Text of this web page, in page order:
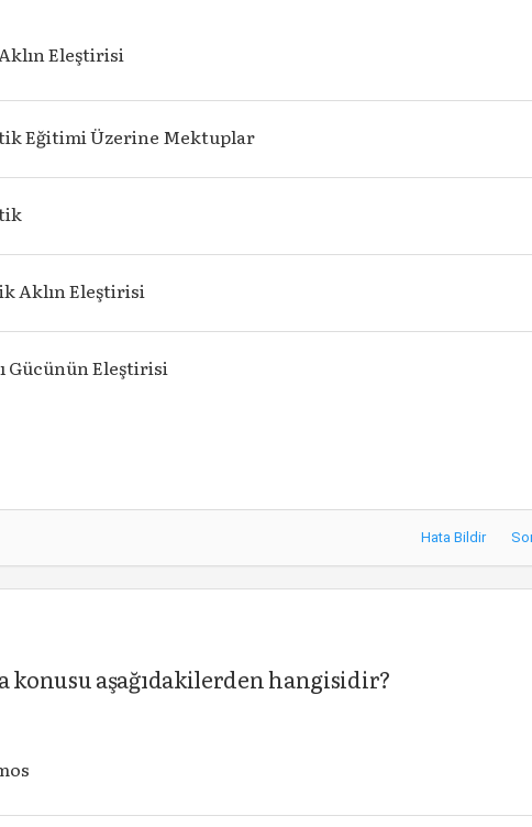
Eleştirisi
Eğitimi Üzerine Mektuplar
Aklın Eleştirisi
Gücünün Eleştirisi
Hata Bildir
konusu aşağıdakilerden hangisidir?